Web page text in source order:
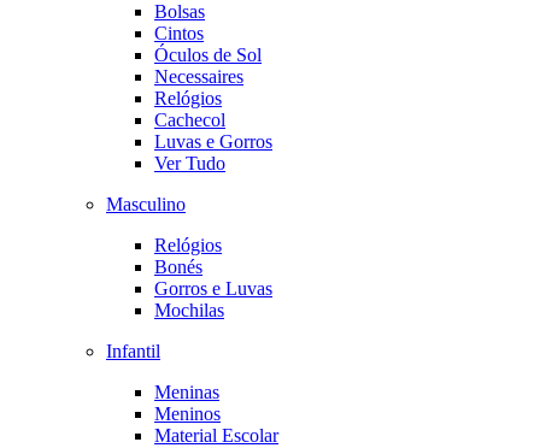
Bolsas
Cintos
Óculos de Sol
Necessaires
Relógios
Cachecol
Luvas e Gorros
Ver Tudo
Masculino
Relógios
Bonés
Gorros e Luvas
Mochilas
Infantil
Meninas
Meninos
Material Escolar